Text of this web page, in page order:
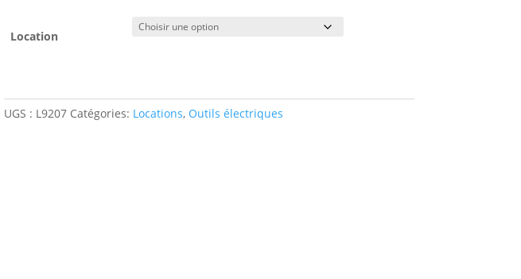
prix :
$30.00
Location
UGS : L9207 Catégories: Locations, Outils électriques